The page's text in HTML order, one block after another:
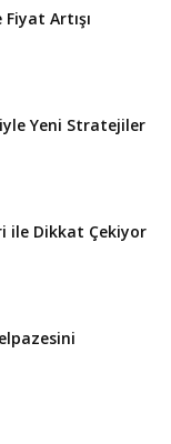
Artışı
Yeni Stratejiler
ile Dikkat Çekiyor